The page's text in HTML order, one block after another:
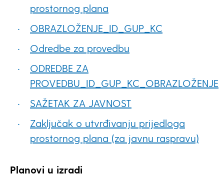
prostornog plana
OBRAZLOŽENJE_ID_GUP_KC
Odredbe za provedbu
ODREDBE ZA
PROVEDBU_ID_GUP_KC_OBRAZLOŽENJE
SAŽETAK ZA JAVNOST
Zaključak o utvrđivanju prijedloga
prostornog plana (za javnu raspravu)
Planovi u izradi